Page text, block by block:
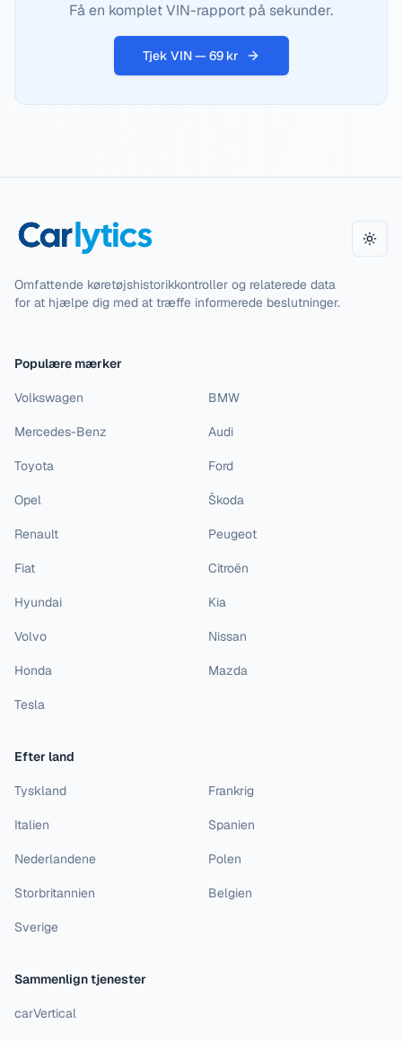
Få en komplet VIN-rapport på sekunder.
Tjek VIN — 69 kr
Omfattende køretøjshistorikkontroller og relaterede data
for at hjælpe dig med at træffe informerede beslutninger.
Skift
Populære mærker
Volkswagen BMW
Mercedes-Benz Audi
Toyota Ford
Opel Škoda
Renault Peugeot
Fiat Citroën
Hyundai Kia
Volvo Nissan
Honda Mazda
Tesla
Efter land
Tyskland Frankrig
Italien Spanien
Nederlandene Polen
Storbritannien Belgien
Sverige
Sammenlign tjenester
carVertical